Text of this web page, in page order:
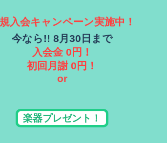
入会キャンペーン実施中！
​今なら!! 8月30日まで
入会金 0円！
​初回月謝 0円！
or
楽器プレゼント！